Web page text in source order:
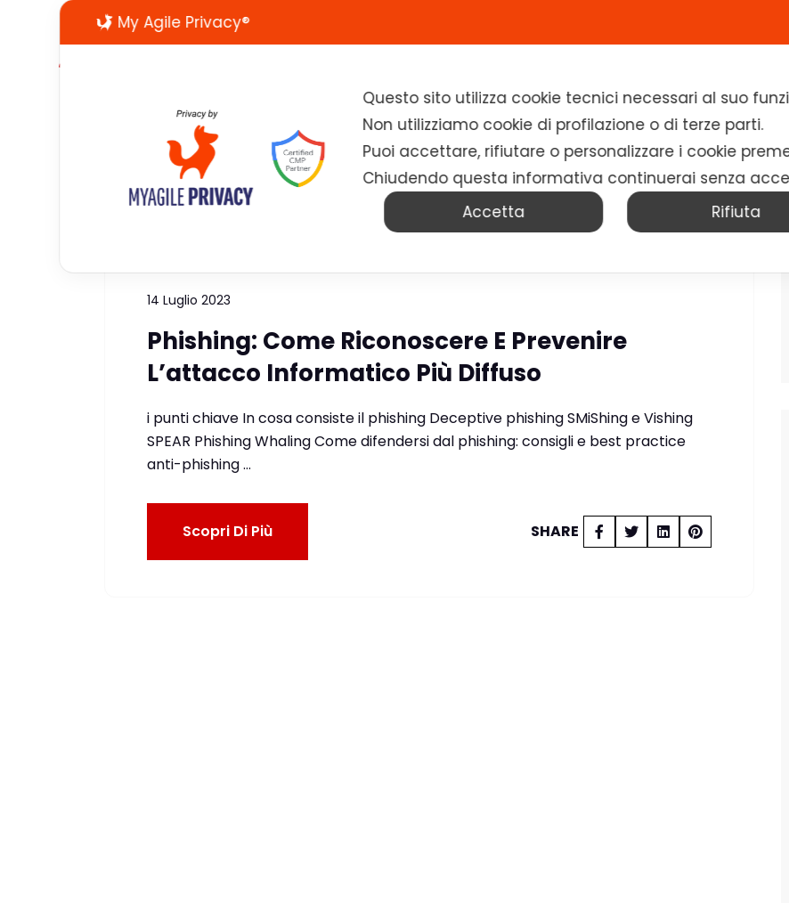
Home Chi siamo Soluzioni News
Tag:SPEAR Phishing
14 Luglio 2023
Phishing: Come Riconoscere E Prevenire
L’attacco Informatico Più Diffuso
i punti chiave In cosa consiste il phishing Deceptive phishing SMiShing e Vishing
SPEAR Phishing Whaling Come difendersi dal phishing: consigli e best practice
anti-phishing …
Scopri Di Più SHARE
My Agile Privacy®
Questo sito utilizza cookie tecnici necessari al suo
Non utilizziamo cookie di profilazione o di terze parti.
Puoi accettare, rifiutare o personalizzare i cookie
Chiudendo questa informativa continuerai senza
Accetta
Rifiuta